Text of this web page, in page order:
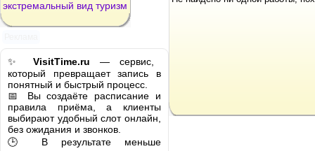
экстремальный вид туризм
✨ VisitTime.ru — сервис,
который превращает запись в
понятный и быстрый процесс.
📅 Вы создаёте расписание и
правила приёма, а клиенты
выбирают удобный слот онлайн,
без ожидания и звонков.
🕒 В результате меньше